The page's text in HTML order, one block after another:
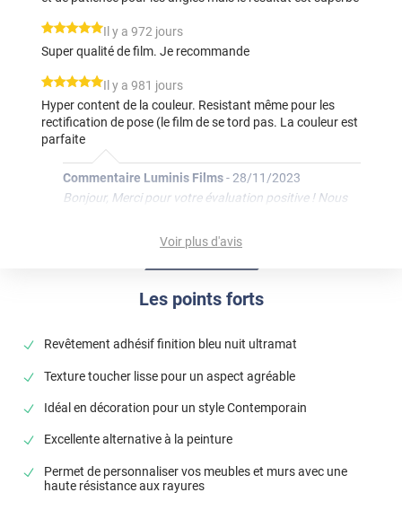
Les points forts
Revêtement adhésif finition bleu nuit ultramat
Texture toucher lisse pour un aspect agréable
Idéal en décoration pour un style Contemporain
Excellente alternative à la peinture
Permet de personnaliser vos meubles et murs avec une
haute résistance aux rayures
*****
Il y a 972 jours
Super qualité de film. Je recommande
*****
Il y a 981 jours
Hyper content de la couleur. Resistant même pour les
rectification de pose (le film de se tord pas. La couleur est
parfaite
Commentaire Luminis Films-28/11/2023
Bonjour, Merci pour votre évaluation positive ! Nous
expérience avec Luminis Films. La satisfaction de nos
attentes. Cordialement, L'équipe Luminis Films
Pris pour recouvrir un meuble semainier à 8 tiroirs,
application facile et rendu parfait. Le film est un peu épais
mais les tiroirs s’ouvrent quand même.
Il y a 1290 jours
bon produits
Voir plus d'avis